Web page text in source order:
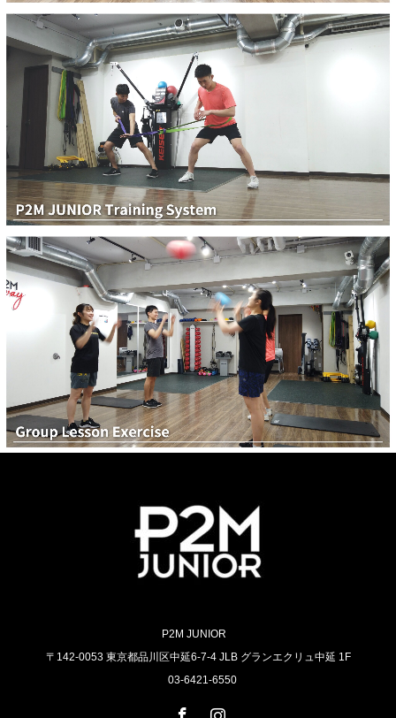
P2M JUNIOR
〒142-0053 東京都品川区中延6-7-4 JLB グランエクリュ中延 1F
03-6421-6550